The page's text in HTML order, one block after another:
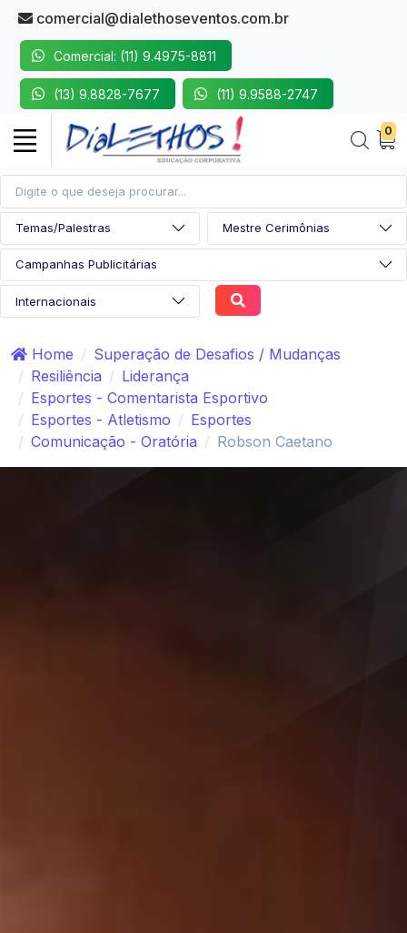
comercial@dialethoseventos.com.br
Comercial: (11) 9.4975-8811
(13) 9.8828-7677 (11) 9.9588-2747
0
Home
Superação de Desafios / Mudanças
Resiliência
Liderança
Esportes - Comentarista Esportivo
Esportes - Atletismo
Esportes
Comunicação - Oratória
Robson Caetano